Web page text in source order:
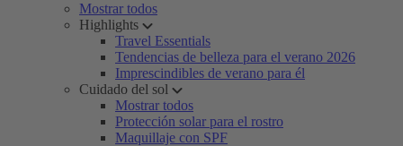
Mostrar todos
Highlights
Travel Essentials
Tendencias de belleza para el verano 2026
Imprescindibles de verano para él
Cuidado del sol
Mostrar todos
Protección solar para el rostro
Maquillaje con SPF